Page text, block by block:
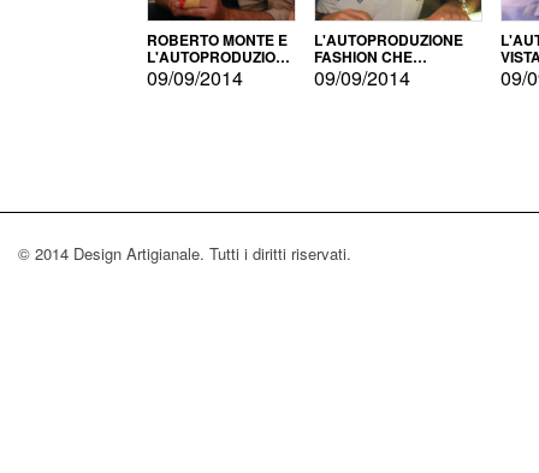
ROBERTO MONTE E
L'AUTOPRODUZIONE
CON IL CENSIMENTO
09/09/2014
L'AUTOPRODUZIONE
FASHION CHE
CONQUISTA GLI USA
09/09/2014 09/
© 2014 Design Artigianale. Tutti i diritti riservati.